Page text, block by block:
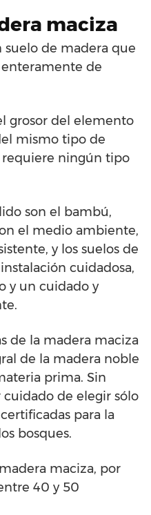
maciza
suelo de madera que
enteramente de
grosor del elemento
mismo tipo de
requiere ningún tipo
son el bambú,
el medio ambiente,
y los suelos de
cuidadosa,
y un cuidado y
de la madera maciza
de la madera noble
prima. Sin
de elegir sólo
para la
bosques.
maciza, por
40 y 50